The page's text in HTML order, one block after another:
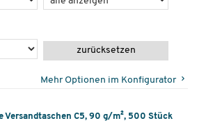
zurücksetzen
Mehr Optionen im Konfigurator
Versandtaschen C5, 90 g/m², 500 Stück